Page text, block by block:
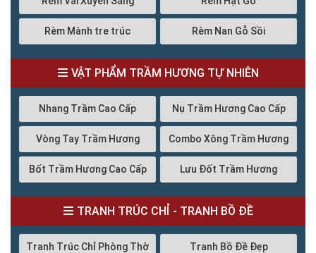
Rèm Mành tre trúc Rèm Nan Gỗ Sồi
VẬT PHẨM TRẦM HƯƠNG TỰ NHIÊN
Nhang Trầm Cao Cấp Nụ Trầm Hương Cao Cấp
Vòng Tay Trầm Hương Combo Xông Trầm Hương
Bốt Trầm Hương Cao Cấp Lưu Đốt Trầm Hương
TRANH TRÚC CHỈ - TRANH BỒ ĐỀ
Tranh Trúc Chỉ Phòng Thờ Tranh Bồ Đề Đẹp